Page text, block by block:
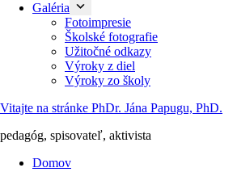
Galéria
Fotoimpresie
Školské fotografie
Užitočné odkazy
Výroky z diel
Výroky zo školy
Vitajte na stránke PhDr. Jána Papugu, PhD.
pedagóg, spisovateľ, aktivista
Domov